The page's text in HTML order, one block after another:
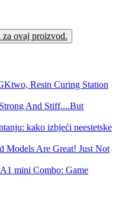
ovaj proizvod.
Resin Curing Station
And Stiff....But
kako izbjeći neestetske
Models Are Great! Just Not
mini Combo: Game